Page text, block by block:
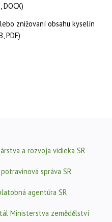
DOCX)
znižovaní obsahu kyselín
PDF)